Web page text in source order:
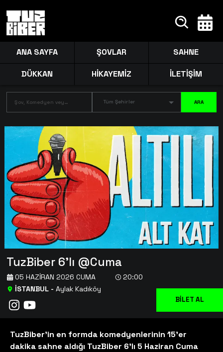
ANA SAYFA ŞOVLAR SAHNE
DÜKKAN HİKAYEMİZ İLETİŞİM
Tüm Şehirler ARA
TuzBiber 6'lı @Cuma
İSTANBUL- Aylak Kadıköy
05 HAZIRAN 2026 CUMA 20:00
BİLET AL
TuzBiber’in en formda komedyenlerinin 15’er
dakika sahne aldığı TuzBiber 6’lı 5 Haziran Cuma